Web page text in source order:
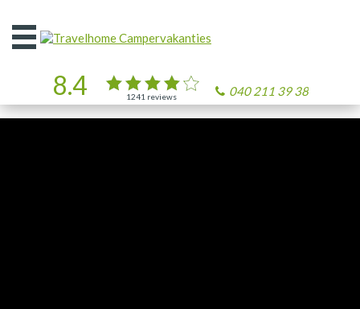
Open
het
040 211 39 38
1241 reviews
8.4